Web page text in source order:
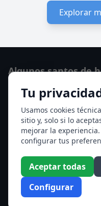
Explorar
Tu
Usamos cookies
sitio y, solo si lo
mejorar la
configurar tus
Aceptar todas
Configurar
Algunos santos de
San Cayetano de Thiene
San Sixto II papa
Ver todos los santos
Acceso a los Meses
Enero
Marzo